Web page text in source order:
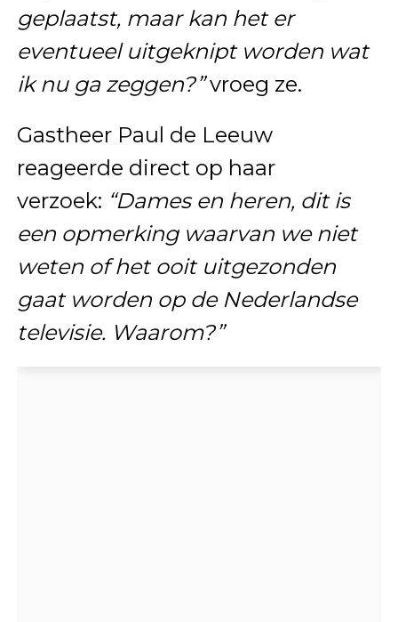
geplaatst, maar kan het er
eventueel uitgeknipt worden wat
ik nu ga zeggen?”vroeg ze.
Gastheer Paul de Leeuw
reageerde direct op haar
verzoek: “Dames en heren, dit is
een opmerking waarvan we niet
weten of het ooit uitgezonden
gaat worden op de Nederlandse
televisie. Waarom?”